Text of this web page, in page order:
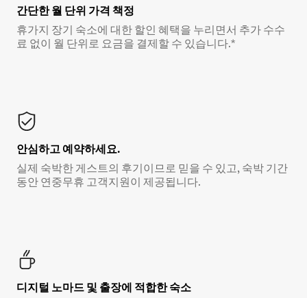
간단한 월 단위 가격 책정
휴가지 장기 숙소에 대한 할인 혜택을 누리면서 추가 수수
료 없이 월 단위로 요금을 결제할 수 있습니다.*
안심하고 예약하세요.
실제 숙박한 게스트의 후기이므로 믿을 수 있고, 숙박 기간
동안 연중무휴 고객지원이 제공됩니다.
디지털 노마드 및 출장에 적합한 숙소